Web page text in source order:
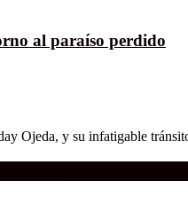
al paraíso perdido
Ojeda, y su infatigable